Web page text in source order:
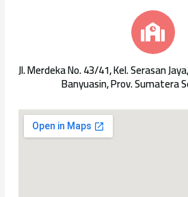
Jl. Merdeka No. 43/41, Kel. Serasan
Banyuasin, Prov. Sumatera